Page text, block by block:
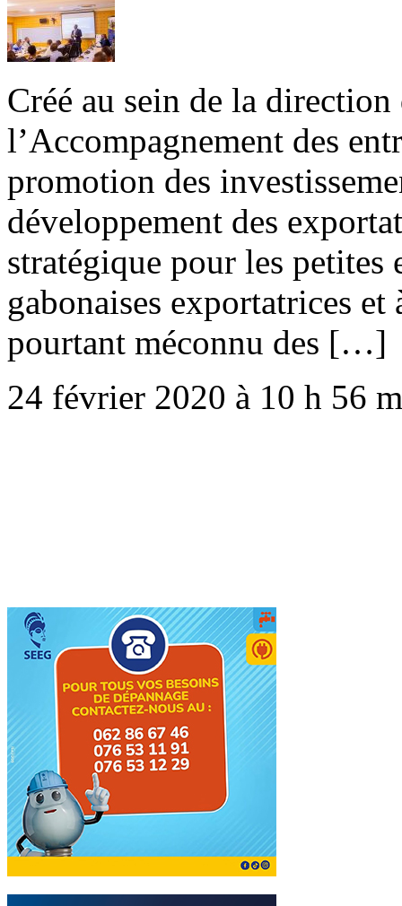
Créé au sein de la
l’Accompagnement des
promotion des
développement des
stratégique pour les petites
gabonaises exportatrices
pourtant méconnu des […]
24 février 2020 à 10 h 56